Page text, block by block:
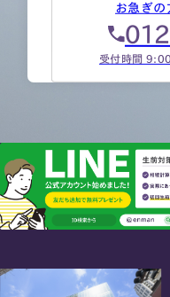
お急ぎの
受付時間